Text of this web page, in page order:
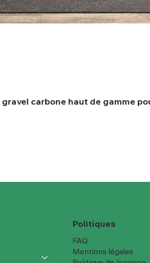
gravel carbone haut de gamme
Politiques
FAQ
Mentions légales